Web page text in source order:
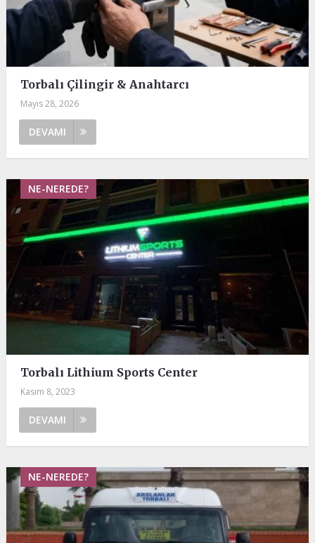
Torbalı Çilingir & Anahtarcı
Mayıs 28, 2026
DEVAMI
NE-NEREDE?
Torbalı Lithium Sports Center
Kasım 8, 2023
DEVAMI
NE-NEREDE?